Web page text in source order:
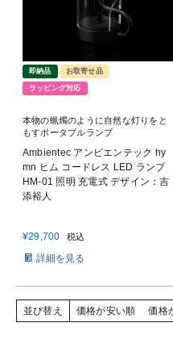
即納品 お取寄せ品
ラッピング対応
本物の蝋燭のように自然な灯りをと
もすポータブルランプ
Ambientec アンビエンテック hy
mn ヒム コードレス LED ランプ
HM-01 照明 充電式 デザイン：吉
添裕人
¥29,700 税込
詳細を見る
並び替え 価格が安い順 価格